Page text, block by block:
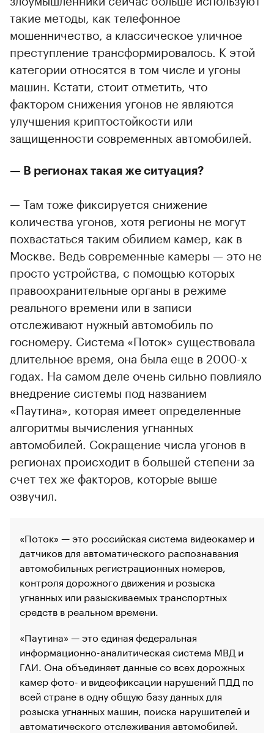
такие методы, как телефонное
мошенничество, а классическое уличное
преступление трансформировалось. К этой
категории относятся в том числе и угоны
машин. Кстати, стоит отметить, что
фактором снижения угонов не являются
улучшения криптостойкости или
защищенности современных автомобилей.
— В регионах такая же ситуация?
— Там тоже фиксируется снижение
количества угонов, хотя регионы не могут
похвастаться таким обилием камер, как в
Москве. Ведь современные камеры — это не
просто устройства, с помощью которых
правоохранительные органы в режиме
реального времени или в записи
отслеживают нужный автомобиль по
госномеру. Система «Поток» существовала
длительное время, она была еще в 2000-х
годах. На самом деле очень сильно повлияло
внедрение системы под названием
«Паутина», которая имеет определенные
алгоритмы вычисления угнанных
автомобилей. Сокращение числа угонов в
регионах происходит в большей степени за
счет тех же факторов, которые выше
озвучил.
«Поток» — это российская система видеокамер и
датчиков для автоматического распознавания
автомобильных регистрационных номеров,
контроля дорожного движения и розыска
угнанных или разыскиваемых транспортных
средств в реальном времени.
«Паутина» — это единая федеральная
информационно-аналитическая система МВД и
ГАИ. Она объединяет данные со всех дорожных
камер фото- и видеофиксации нарушений ПДД по
всей стране в одну общую базу данных для
розыска угнанных машин, поиска нарушителей и
автоматического отслеживания автомобилей.